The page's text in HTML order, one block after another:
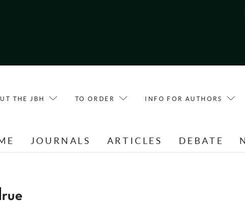
THE JBH TO ORDER INFO FOR AUTHORS
JOURNALS ARTICLES DEBATE